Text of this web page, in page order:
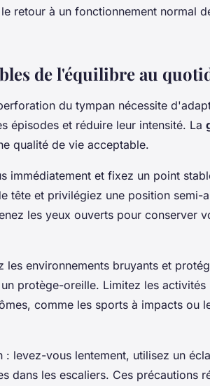
retour à un fonctionnement normal
de l'équilibre au
du tympan nécessite
épisodes et réduire leur intensité. La
qualité de vie acceptable.
immédiatement et fixez un point
tête et privilégiez une position semi-
les yeux ouverts pour conserver
les environnements bruyants et
protège-oreille. Limitez les activités
comme les sports à impacts ou
levez-vous lentement, utilisez un
dans les escaliers. Ces précautions